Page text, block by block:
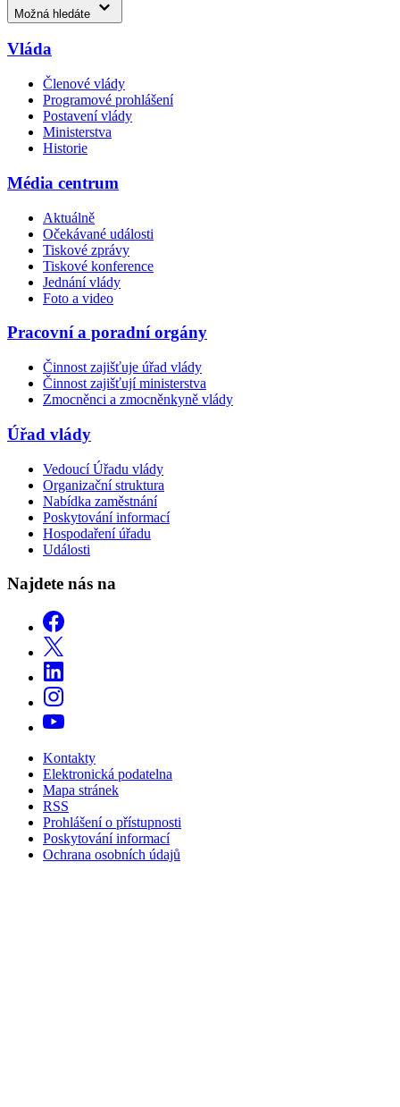
Možná hledáte
Vláda
Členové vlády
Programové prohlášení
Postavení vlády
Ministerstva
Historie
Média centrum
Aktuálně
Očekávané události
Tiskové zprávy
Tiskové konference
Jednání vlády
Foto a video
Pracovní a poradní orgány
Činnost zajišťuje úřad vlády
Činnost zajišťují ministerstva
Zmocněnci a zmocněnkyně vlády
Úřad vlády
Vedoucí Úřadu vlády
Organizační struktura
Nabídka zaměstnání
Poskytování informací
Hospodaření úřadu
Události
Najdete nás na
Kontakty
Elektronická podatelna
Mapa stránek
RSS
Prohlášení o přístupnosti
Poskytování informací
Ochrana osobních údajů